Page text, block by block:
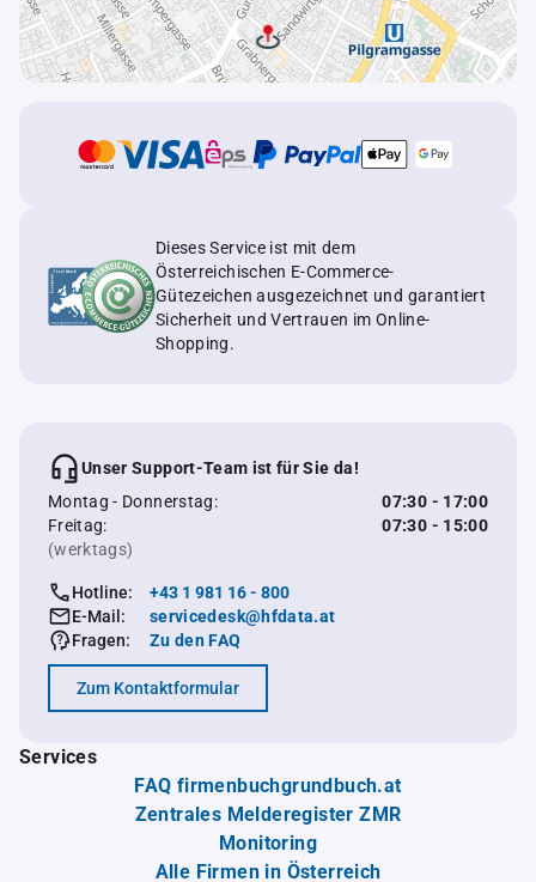
Dieses Service ist mit dem
Österreichischen E-Commerce-
Gütezeichen ausgezeichnet und garantiert
Sicherheit und Vertrauen im Online-
Shopping.
Unser Support-Team ist für Sie da!
Montag - Donnerstag:
07:30 - 17:00
Freitag:
07:30 - 15:00
(werktags)
Hotline:
+43 1 981 16 - 800
E-Mail:
servicedesk@hfdata.at
Fragen:
Zu den FAQ
Zum Kontaktformular
Services
FAQ firmenbuchgrundbuch.at
Zentrales Melderegister ZMR
Monitoring
Alle Firmen in Österreich